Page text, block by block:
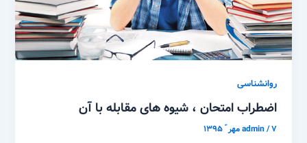
روانشناسی
اضطراب امتحان ، شیوه های مقابله با آن
admin/۷ مهر ّ ۱۳۹۵